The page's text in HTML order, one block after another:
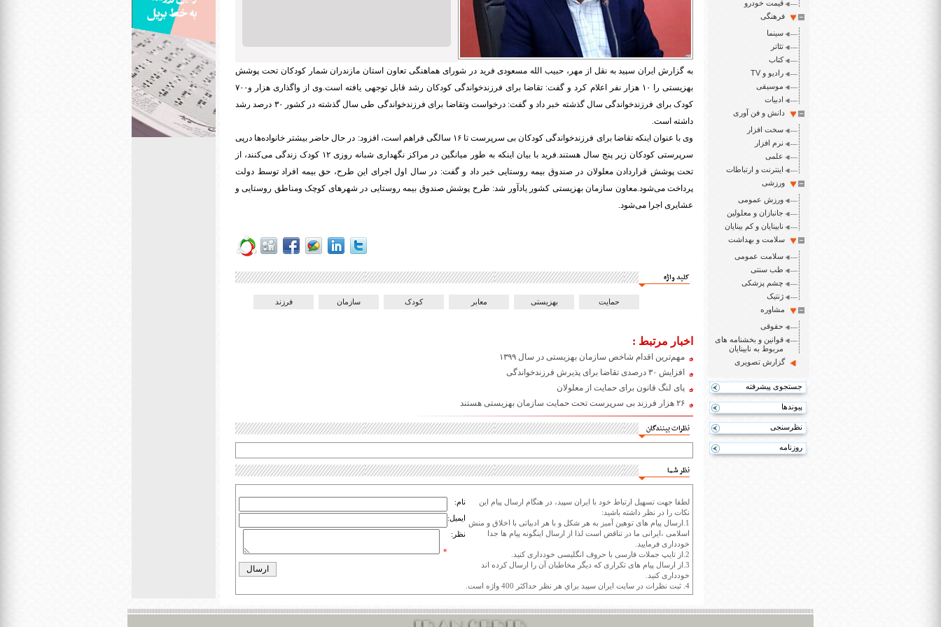
قیمت خودرو
فرهنگی
سینما
تئاتر
کتاب
رادیو و TV
موسیقی
ادبیات
دانش و فن آوری
سخت افزار
نرم افزار
علمی
اینترنت و ارتباطات
ورزشی
ورزش عمومی
جانبازان و معلولین
نابینایان و کم بینایان
سلامت و بهداشت
سلامت عمومی
طب سنتی
چشم پزشکی
ژنتیک
مشاوره
حقوقی
قوانین و بخشنامه های
مربوط به نابینایان
گزارش تصویری
جستجوی پیشرفته
پیوندها
نظرسنجی
روزنامه
به گزارش ایران سپید به نقل از مهر، حبیب الله مسعودی فرید در شورای هماهنگی تعاون استان مازندران شمار کودکان تحت پوشش
بهزیستی را ۱۰ هزار نفر اعلام کرد و گفت: تقاضا برای فرزندخواندگی کودکان رشد قابل توجهی یافته است.وی از واگذاری هزار و۷۰۰
کودک برای فرزندخواندگی سال گذشته خبر داد و گفت: درخواست وتقاضا
برای فرزندخواندگی طی سال گذشته در کشور ۳۰ درصد رشد
داشته است.
وی با عنوان اینکه تقاضا برای فرزندخواندگی کودکان بی سرپرست تا ۱۶ سالگی فراهم است، افزود:
در حال حاضر بیشتر خانواده‌ها درپی
سرپرستی کودکان زیر پنج سال هستند.فرید
با بیان اینکه به طور میانگین در مراکز نگهداری شبانه روزی ۱۲ کودک زندگی می‌کنند، از
تحت پوشش قراردادن معلولان در صندوق بیمه روستایی خبر داد و گفت: در سال
اول اجرای این طرح، حق بیمه افراد توسط دولت
پرداخت می‌شود.معاون سازمان بهزیستی کشور یادآور شد: طرح پوشش صندوق بیمه روستایی در شهرهای کوچک ومناطق روستایی و
عشایری اجرا می‌شود.
کلید واژه
حمایت بهزیستی معابر کودک سازمان فرزند
اخبار مرتبط :
مهم‌ترین اقدام شاخص سازمان بهزیستی در سال ۱۳۹۹
افزایش ۳۰ درصدی تقاضا برای پذیرش فرزندخواندگی
پای لنگ قانون برای حمایت از معلولان
۲۶ هزار فرزند بی سرپرست تحت حمایت سازمان بهزیستی هستند
نظرات بینندگان
نظر شما
لطفا جهت تسهیل ارتباط خود با ایران سپید، در هنگام ارسال پیام این
نکات را در نظر داشته باشید:
1.ارسال پیام های توهین آمیز به هر شکل و با هر ادبیاتی با اخلاق و منش
اسلامی ،ایرانی ما در تناقض است لذا از ارسال اینگونه پیام ها جدا
خودداری فرمایید.
2.از تایپ جملات فارسی با حروف انگلیسی خودداری کنید.
3.از ارسال پیام های تکراری که دیگر مخاطبان آن را ارسال کرده اند
خودداری کنید.
4. ثبت نظرات در سايت ايران سپيد براي هر نظر حداکثر 400 واژه است.
نام:
ایمیل:
نظر:
*